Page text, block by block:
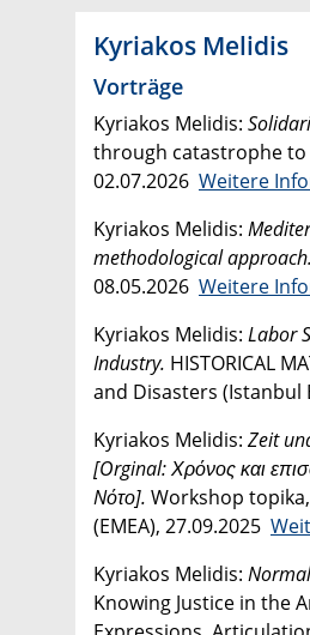
Kyriakos Melidis
Vorträge
Kyriakos Melidis:
through catastrophe to
02.07.2026 Weitere
Kyriakos Melidis:
methodological approach.
08.05.2026 Weitere
Kyriakos Melidis: Labor
Industry. HISTORICAL
and Disasters (Istanbul
Kyriakos Melidis: Zeit
[Orginal: Χρόνος και
Nότο]. Workshop
(EMEA), 27.09.2025
Kyriakos Melidis:
Knowing Justice in the